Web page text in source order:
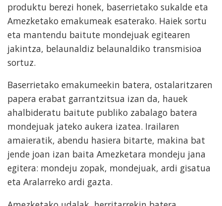
produktu berezi honek, baserrietako sukalde eta
Amezketako emakumeak esaterako. Haiek sortu
eta mantendu baitute mondejuak egitearen
jakintza, belaunaldiz belaunaldiko transmisioa
sortuz.
Baserrietako emakumeekin batera, ostalaritzaren
papera erabat garrantzitsua izan da, hauek
ahalbideratu baitute publiko zabalago batera
mondejuak jateko aukera izatea. Irailaren
amaieratik, abendu hasiera bitarte, makina bat
jende joan izan baita Amezketara mondeju jana
egitera: mondeju zopak, mondejuak, ardi gisatua
eta Aralarreko ardi gazta.